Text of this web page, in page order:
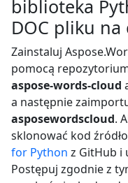
biblioteka
DOC pliku na
Zainstaluj
pomocą
aspose-words-cloud
a następnie
asposewordscloud.
sklonować kod
for Python z GitHub i
Postępuj zgodnie z